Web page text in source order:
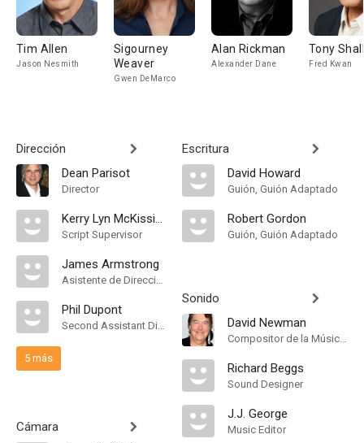
Tim Allen
Jason Nesmith
Sigourney
Weaver
Gwen DeMarco
Alan Rickman
Alexander Dane
Tony
Fred Kwan
Dirección
Dean Parisot
Director
Kerry Lyn McKissick
Script Supervisor
James Armstrong
Asistente de Dirección
Phil Dupont
Second Assistant Director
5 más
Cámara
Escritura
David Howard
Guión, Guión Adaptado
Robert Gordon
Guión, Guión Adaptado
Sonido
David Newman
Compositor de la Música Original, Orquestador
Richard Beggs
Sound Designer
J.J. George
Music Editor